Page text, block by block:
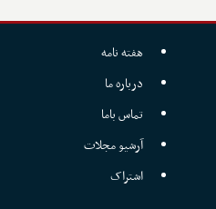
هفته نامه
درباره ما
تماس باما
آرشیو مجلات
اشتراک